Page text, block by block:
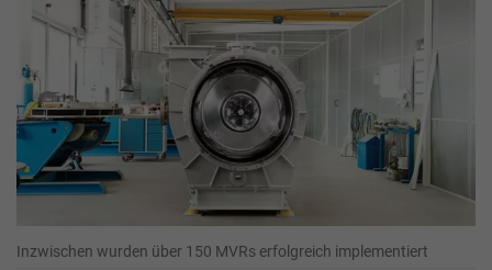
Inzwischen wurden über 150 MVRs erfolgreich implementiert